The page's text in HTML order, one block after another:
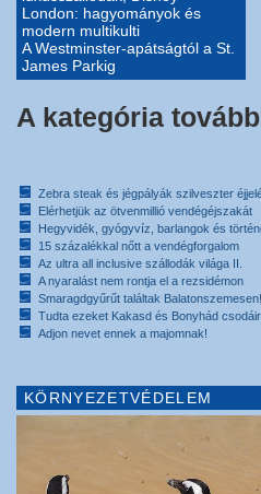
London: hagyományok és
modern multikulti
A Westminster-apátságtól a St.
James Parkig
A kategória
Zebra steak és jégpályák szilveszter
Elérhetjük az ötvenmillió vendégéjszakát
Hegyvidék, gyógyvíz, barlangok és
15 százalékkal nőtt a vendégforgalom
Az ultra all inclusive szállodák világa II.
A nyaralást nem rontja el a rezsidémon
Smaragdgyűrűt találtak Balatonszemesen!
Tudta ezeket Kakasd és Bonyhád
Adjon nevet ennek a majomnak!
KÖRNYEZETVÉDELEM